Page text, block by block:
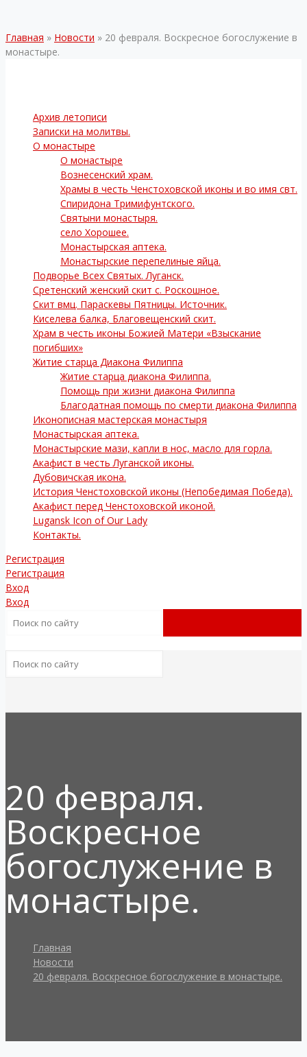
Главная » Новости » 20 февраля. Воскресное богослужение в
монастыре.
Архив летописи
Записки на молитвы.
О монастыре
О монастыре
Вознесенский храм.
Храмы в честь Ченстоховской иконы и во имя свт.
Спиридона Тримифунтского.
Святыни монастыря.
село Хорошее.
Монастырская аптека.
Монастырские перепелиные яйца.
Подворье Всех Святых. Луганск.
Сретенский женский скит с. Роскошное.
Скит вмц. Параскевы Пятницы. Источник.
Киселева балка, Благовещенский скит.
Храм в честь иконы Божией Матери «Взыскание
погибших»
Житие старца Диакона Филиппа
Житие старца диакона Филиппа.
Помощь при жизни диакона Филиппа
Благодатная помощь по смерти диакона Филиппа
Иконописная мастерская монастыря
Монастырская аптека.
Монастырские мази, капли в нос, масло для горла.
Акафист в честь Луганской иконы.
Дубовичская икона.
История Ченстоховской иконы (Непобедимая Победа).
Акафист перед Ченстоховской иконой.
Lugansk Icon of Our Lady
Контакты.
Регистрация
Регистрация
Вход
Вход
20 февраля.
Воскресное
богослужение в
монастыре.
Главная
Новости
20 февраля. Воскресное богослужение в монастыре.